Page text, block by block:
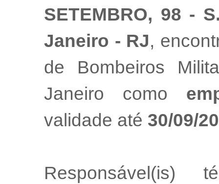
SETEMBRO, 98 -
Janeiro - RJ,
de Bombeiros
Janeiro como
validade até 30/09/
Responsável(is)